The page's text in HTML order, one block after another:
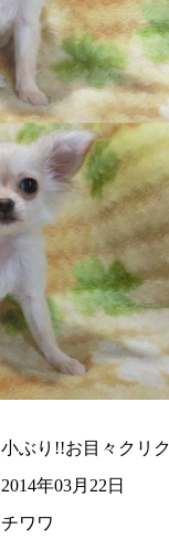
小ぶり!!お目々クリ
2014年03月22日
チワワ